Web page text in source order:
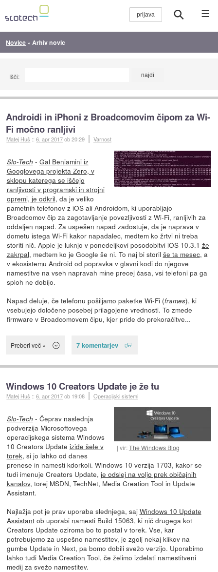
☰
Novice » Arhiv novic
Išči:
Androidi in iPhoni z Broadcomovim čipom za Wi-
Fi močno ranljivi
Matej Huš ::6. apr 2017ob 20:29 Varnost
Slo-Tech - Gal Beniamini iz
Googlovega projekta Zero, v
sklopu katerega se iščejo
ranljivosti v programski in strojni
opremi, je odkril, da je veliko
pametnih telefonov z iOS ali Androidom, ki uporabljajo
Broadcomov čip za zagotavljanje povezljivosti z Wi-Fi, ranljivih za
oddaljen napad. Za uspešen napad zadostuje, da je naprava v
dometu istega Wi-Fi kakor napadalec, medtem ko žrtvi ni treba
storiti nič. Apple je luknjo v ponedeljkovi posodobitvi iOS 10.3.1 že
zakrpal, medtem ko je Google še ni. To naj bi storil še ta mesec, a
v ekosistemu Android od popravka v glavni kodi do njegove
namestitve na vseh napravah mine precej časa, vsi telefoni pa ga
sploh ne dobijo.
Napad deluje, če telefonu pošiljamo paketke Wi-Fi (frames), ki
vsebujejo določene posebej prilagojene vrednosti. To zmede
firmware v Broadcomovem čipu, kjer pride do prekoračitve...
Preberi več » 7 komentarjev
Windows 10 Creators Update je že tu
Matej Huš ::6. apr 2017ob 19:08 Operacijski sistemi
vir:The Windows Blog
Slo-Tech - Čeprav naslednja
podverzija Microsoftovega
operacijskega sistema Windows
10 Creators Update izide šele v
torek, si jo lahko od danes
prenese in namesti kdorkoli. Windows 10 verzija 1703, kakor se
tudi imenuje Creators Update, je odslej na voljo prek običajnih
kanalov, torej MSDN, TechNet, Media Creation Tool in Update
Assistant.
Najlažja pot je prav uporaba slednjega, saj Windows 10 Update
Assistantob uporabi namesti Build 15063, ki nič drugega kot
Creators Update oziroma bo to postal v torek. Vse, kar
potrebujemo za uspešno namestitev, je zgolj nekaj klikov na
gumbe Update in Next, pa bomo dobili svežo verzijo. Uporabimo
lahko tudi Media Creation Tool, če želimo izdelati namestitveni
medij za svežo namestitev.